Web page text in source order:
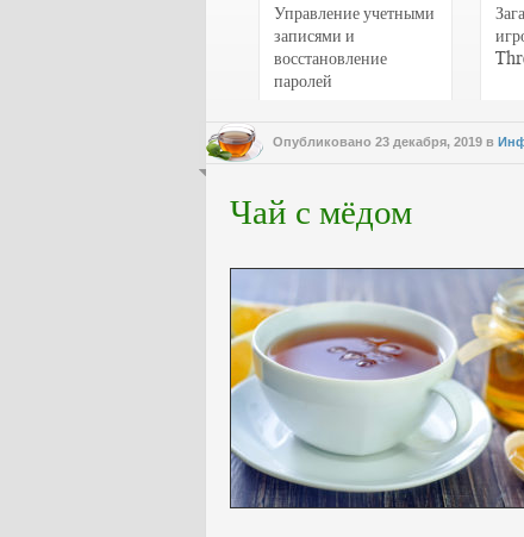
Управление учетными
записями и
восстановление
паролей
Опубликовано 23 декабря, 2019 в
Чай с мёдом